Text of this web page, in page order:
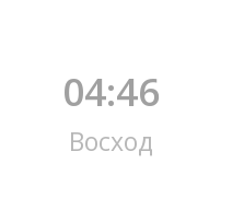
04:46
Восход